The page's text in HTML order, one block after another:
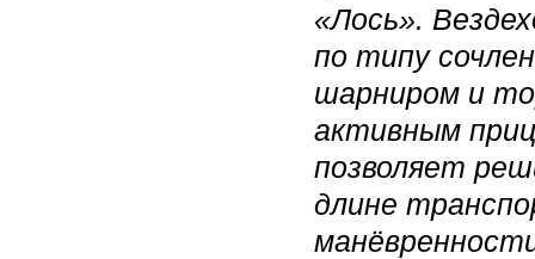
«Лось».
по типу
шарниром и
активным
позволяет
длине